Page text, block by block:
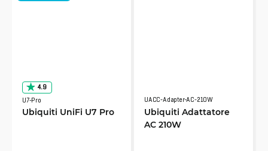
4.9
U7-Pro
Ubiquiti UniFi U7 Pro
UACC-Adapter-AC-210W
Ubiquiti Adattatore
AC 210W